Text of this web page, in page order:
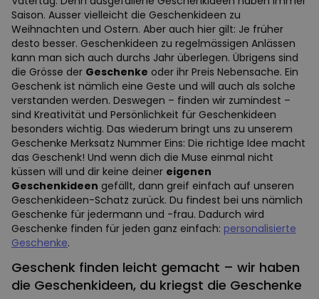
Saison. Ausser vielleicht die Geschenkideen zu
Weihnachten und Ostern. Aber auch hier gilt: Je früher
desto besser. Geschenkideen zu regelmässigen Anlässen
kann man sich auch durchs Jahr überlegen. Übrigens sind
die Grösse der Geschenke oder ihr Preis Nebensache. Ein
Geschenk ist nämlich eine Geste und will auch als solche
verstanden werden. Deswegen – finden wir zumindest –
sind Kreativität und Persönlichkeit für Geschenkideen
besonders wichtig. Das wiederum bringt uns zu unserem
Geschenke Merksatz Nummer Eins: Die richtige Idee macht
das Geschenk! Und wenn dich die Muse einmal nicht
küssen will und dir keine deiner eigenen
Geschenkideen gefällt, dann greif einfach auf unseren
Geschenkideen-Schatz zurück. Du findest bei uns nämlich
Geschenke für jedermann und -frau. Dadurch wird
Geschenke finden für jeden ganz einfach: personalisierte
Geschenke.
Geschenk finden leicht gemacht – wir haben
die Geschenkideen, du kriegst die Geschenke